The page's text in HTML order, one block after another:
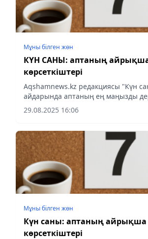
Мұны білген жөн
КҮН САНЫ: аптаның
көрсеткіштері
Аqshamnews.kz редакциясы "Күн
айдарында аптаның ең маңызды
шолу жасады.
29.08.2025 16:06
Мұны білген жөн
Күн саны: аптаның айрықша
көрсеткіштері